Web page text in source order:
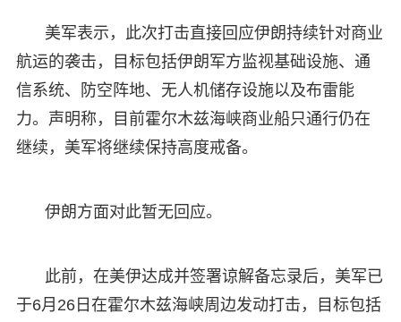
美军表示，此次打击直接回应伊朗持续针对商业
航运的袭击，目标包括伊朗军方监视基础设施、通
信系统、防空阵地、无人机储存设施以及布雷能
力。声明称，目前霍尔木兹海峡商业船只通行仍在
继续，美军将继续保持高度戒备。
伊朗方面对此暂无回应。
此前，在美伊达成并签署谅解备忘录后，美军已
于6月26日在霍尔木兹海峡周边发动打击，目标包括